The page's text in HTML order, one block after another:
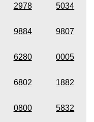
2978 5034
9884 9807
6280 0005
6802 1882
0800 5832